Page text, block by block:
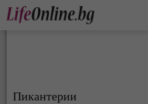
Пикантерии